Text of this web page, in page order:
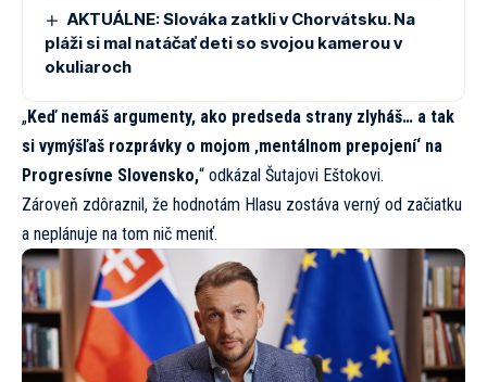
AKTUÁLNE: Slováka zatkli v Chorvátsku. Na
pláži si mal natáčať deti so svojou kamerou v
okuliaroch
„Keď nemáš argumenty, ako predseda strany zlyháš… a tak
si vymýšľaš rozprávky o mojom ‚mentálnom prepojení‘ na
Progresívne Slovensko,“ odkázal Šutajovi Eštokovi.
Zároveň zdôraznil, že hodnotám Hlasu zostáva verný od začiatku
a neplánuje na tom nič meniť.